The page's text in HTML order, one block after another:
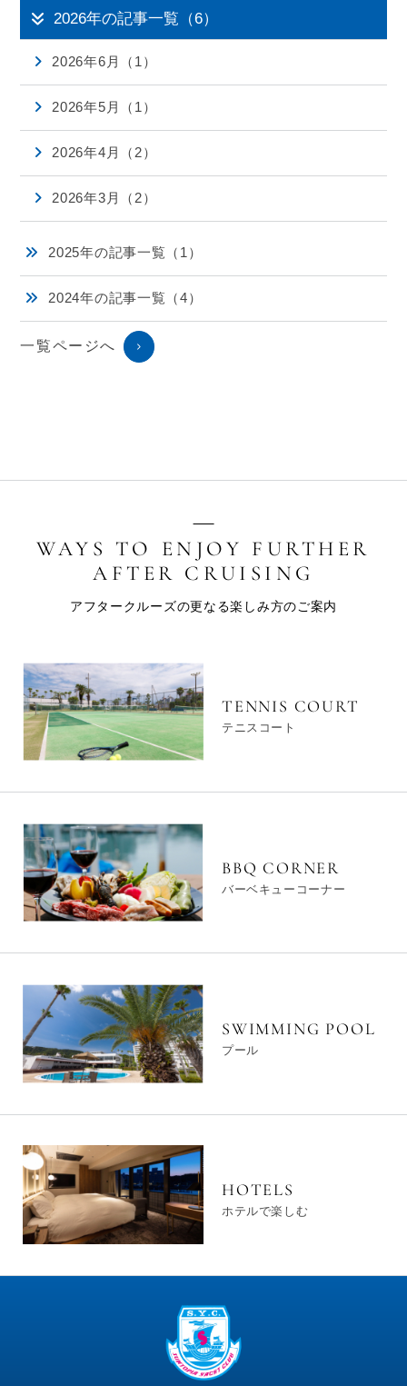
2026年の記事一覧（6）
2026年6月（1）
2026年5月（1）
2026年4月（2）
2026年3月（2）
2025年の記事一覧（1）
2024年の記事一覧（4）
一覧ページへ
アフタークルーズの更なる楽しみ方のご案内
TENNIS COURT
テニスコート
BBQ CORNER
バーベキューコーナー
SWIMMING POOL
プール
HOTELS
ホテルで楽しむ